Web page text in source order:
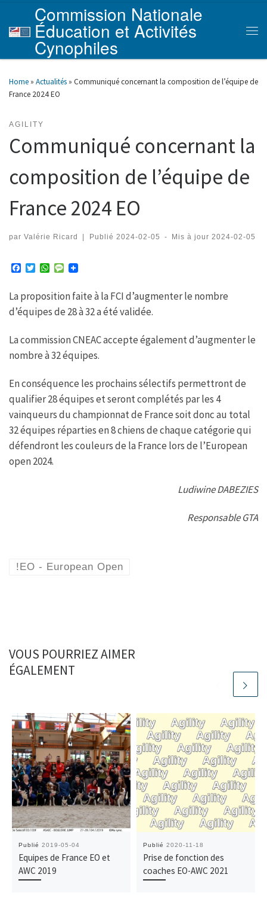
Skip to content
Commission Nationale
Éducation et Activités
Cynophiles
Home » Actualités » Communiqué concernant la composition de l’équipe de
France 2024 EO
AGILITY
Communiqué concernant la
composition de l’équipe de
France 2024 EO
par Valérie Ricard Publié 2024-02-05 - Mis à jour 2024-02-05
e
b
o
k
T
t
t
e
W
t
A
p
M
s
a
g
La proposition faite à la FCI d’augmenter le nombre
d’équipes de 28 à 32 a été validée.
La commission CNEAC accepte également d’augmenter le
nombre à 32 équipes.
En conséquence les prochains sélectifs permettront de
qualifier 28 équipes et seront complétés par les 4
vainqueurs du championnat de France soit donc au total
32 équipes réparties en 8 chiens de chaque catégorie qui
défendront les couleurs de la France lors de l’European
open 2024.
Ludiwine DABEZIES
Responsable GTA
!EO - European Open
VOUS POURRIEZ AIMER
ÉGALEMENT
Publié 2019-05-04
Equipes de France EO et
AWC 2019
Publié 2020-11-18
Prise de fonction des
coaches EO-AWC 2021